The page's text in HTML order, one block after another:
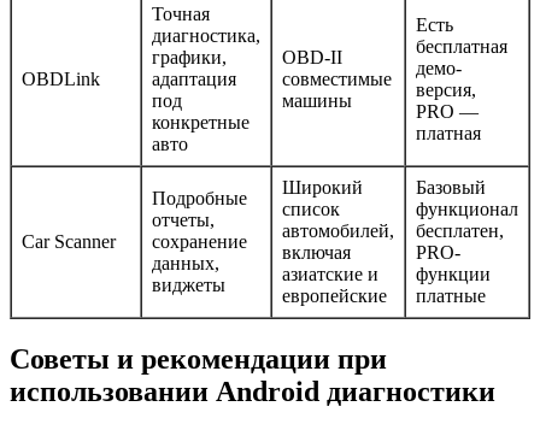
OBDLink
Точная
диагностика,
графики,
адаптация
под
конкретные
авто
OBD-II
совместимые
машины
Есть
бесплатная
демо-
версия,
PRO —
платная
Car Scanner
Подробные
отчеты,
сохранение
данных,
виджеты
Широкий
список
автомобилей,
включая
азиатские и
европейские
Базовый
функционал
бесплатен,
PRO-
функции
платные
Советы и рекомендации при
использовании Android диагностики